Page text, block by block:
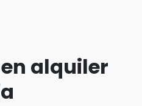
alquiler